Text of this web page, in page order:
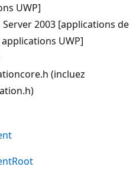
UWP]
2003 [applications de
UWP]
(incluez